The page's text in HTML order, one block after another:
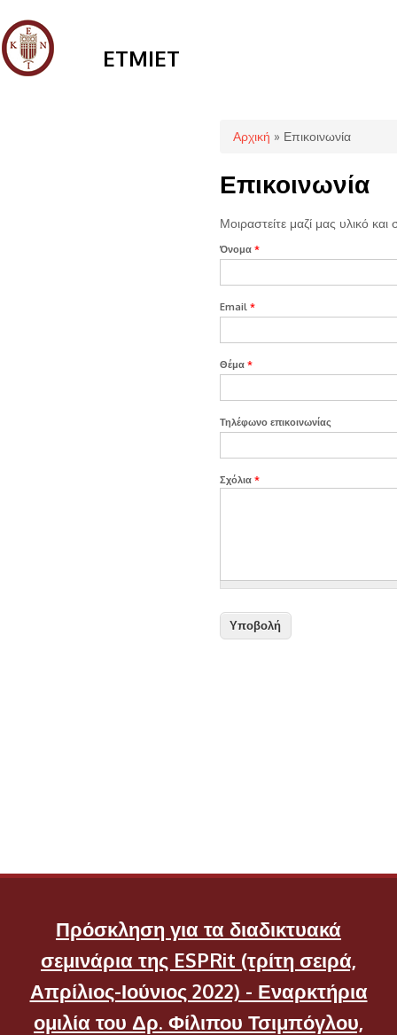
ETMIET
Είστε εδώ
Αρχική » Επικοινωνία
Επικοινωνία
Μοιραστείτε μαζί μας υλικό και
Όνομα *
Email *
Θέμα *
Τηλέφωνο επικοινωνίας
Σχόλια *
Πρόσκληση για τα διαδικτυακά
σεμινάρια της ESPRit (τρίτη σειρά,
Απρίλιος-Ιούνιος 2022) - Εναρκτήρια
ομιλία του Δρ. Φίλιπου Τσιμπόγλου,